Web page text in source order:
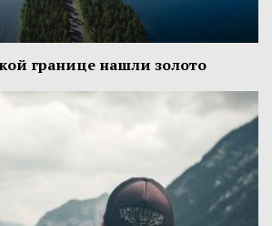
границе нашли золото